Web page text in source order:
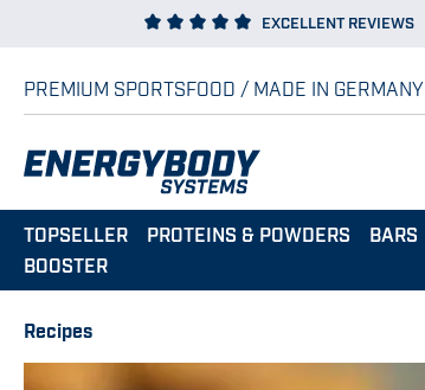
to main content
Skip to main navigation EXCELLENT REVIEWS
PREMIUM SPORTSFOOD / MADE IN GERMANY
TOPSELLER PROTEINS & POWDERS BARS
BOOSTER
Recipes